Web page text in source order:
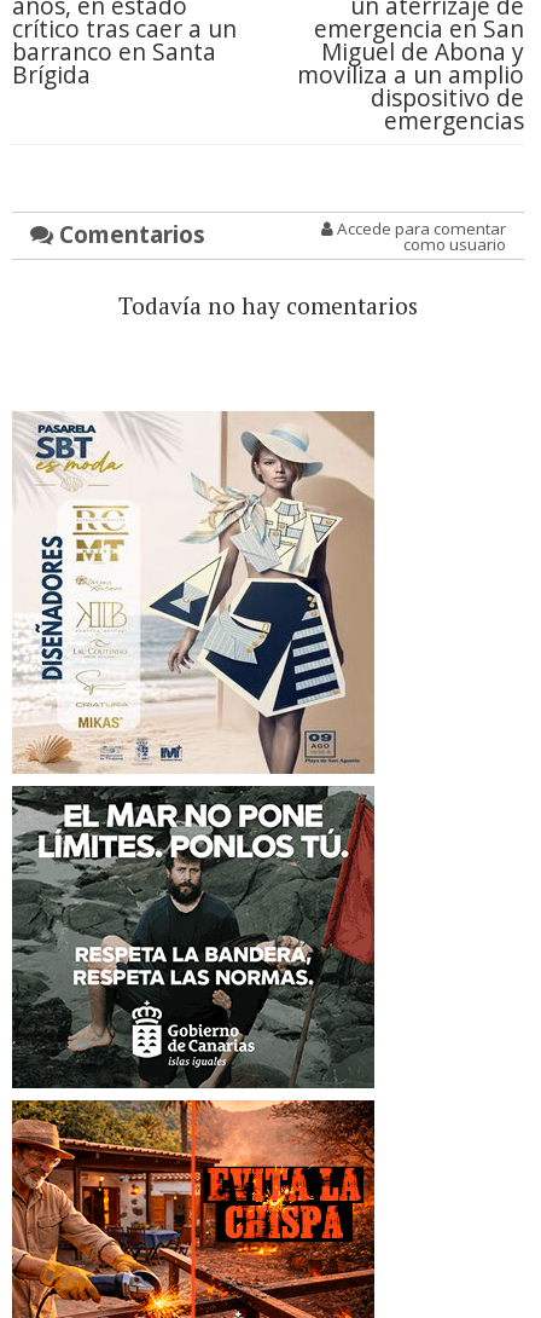
crítico tras caer a un
barranco en Santa
Brígida
emergencia en San
Miguel de Abona y
moviliza a un amplio
dispositivo de
emergencias
Comentarios Accede para comentar
como usuario
Todavía no hay comentarios